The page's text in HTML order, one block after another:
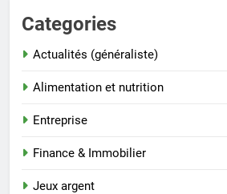
Categories
Actualités (généraliste)
Alimentation et nutrition
Entreprise
Finance & Immobilier
Jeux argent